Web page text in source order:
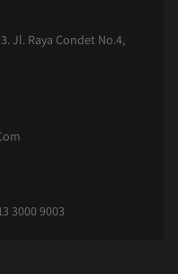
Jl. Raya Condet No.4,
3000 9003